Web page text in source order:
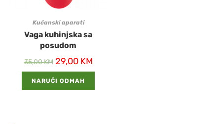
Kućanski aparati
Vaga kuhinjska sa
posudom
35,00KM 29,00 KM
NARUČI ODMAH